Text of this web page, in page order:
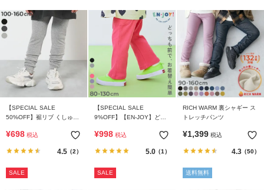
【SPECIAL SALE
50%OFF】裾リブ くしゅく
¥698 税込
4.5（2）
SALE
【SPECIAL SALE
9%OFF】【EN-JOY】どっ
カラフル リブフレアパンツ
¥998 税込
5.0（1）
SALE
RICH WARM 裏シャギー ス
トレッチパンツ
¥1,399 税込
4.3（50）
送料無料